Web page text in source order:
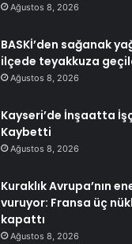
Ağustos 8, 2026
BASKİ’den sağanak
ilçede teyakkuza
Ağustos 8, 2026
Kayseri’de İnşaatta
Kaybetti
Ağustos 8, 2026
Kuraklık Avrupa’nın
vuruyor: Fransa üç
kapattı
Ağustos 8, 2026